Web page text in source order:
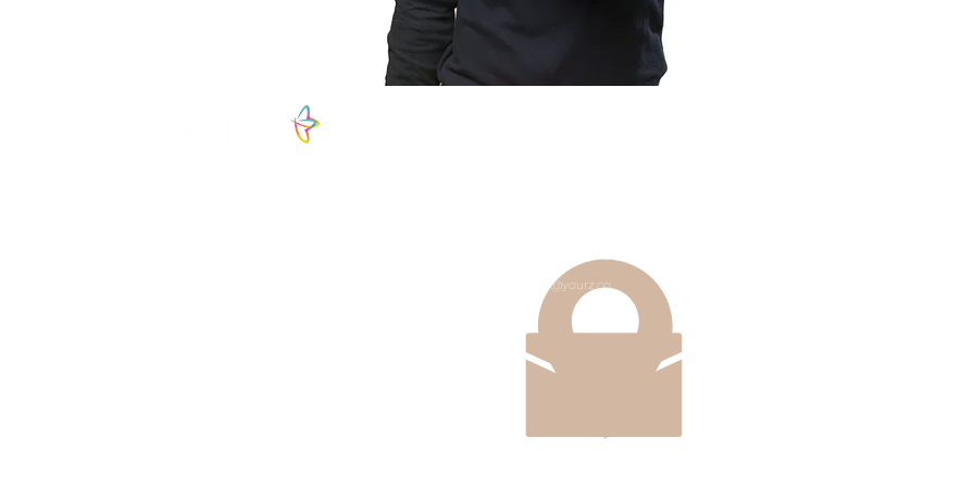
Cra. 18a#112-83, Bogotá, Colombia
info@yourz.co